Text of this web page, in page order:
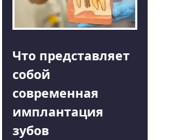
Что представляет
собой
современная
имплантация
зубов